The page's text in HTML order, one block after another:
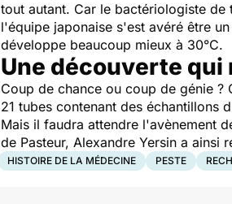
tout autant. Car le bactériologiste
l'équipe japonaise s'est avéré être
développe beaucoup mieux à 30°C.
Une découverte
Coup de chance ou coup de génie ?
21 tubes contenant des échantillons
Mais il faudra attendre l'avènement
de Pasteur, Alexandre Yersin a
HISTOIRE DE LA MÉDECINE PESTE